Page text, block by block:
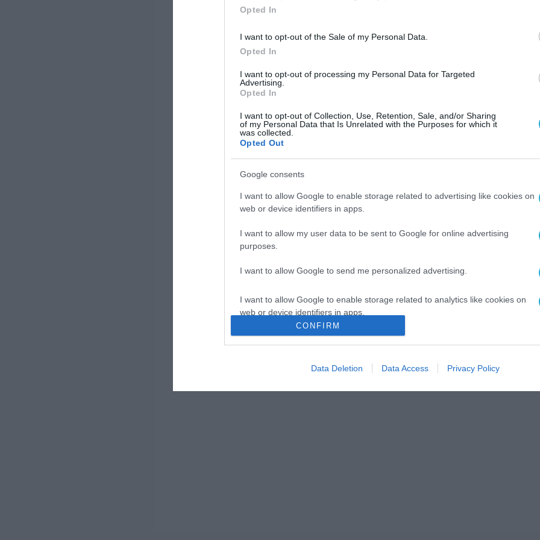
Opted In
I want to opt-out of the Sale of my Personal Data.
Opted In
I want to opt-out of processing my Personal Data for Targeted
Advertising.
Opted In
I want to opt-out of Collection, Use, Retention, Sale, and/or Sharing
of my Personal Data that Is Unrelated with the Purposes for which it
was collected.
Opted Out
Google consents
I want to allow Google to enable storage related to advertising like cookies on
web or device identifiers in apps.
I want to allow my user data to be sent to Google for online advertising
purposes.
I want to allow Google to send me personalized advertising.
I want to allow Google to enable storage related to analytics like cookies on
web or device identifiers in apps.
I want to allow Google to enable storage related to functionality of the website
I want to allow Google to enable storage related to personalization.
CONFIRM
Data Deletion Data Access Privacy Policy